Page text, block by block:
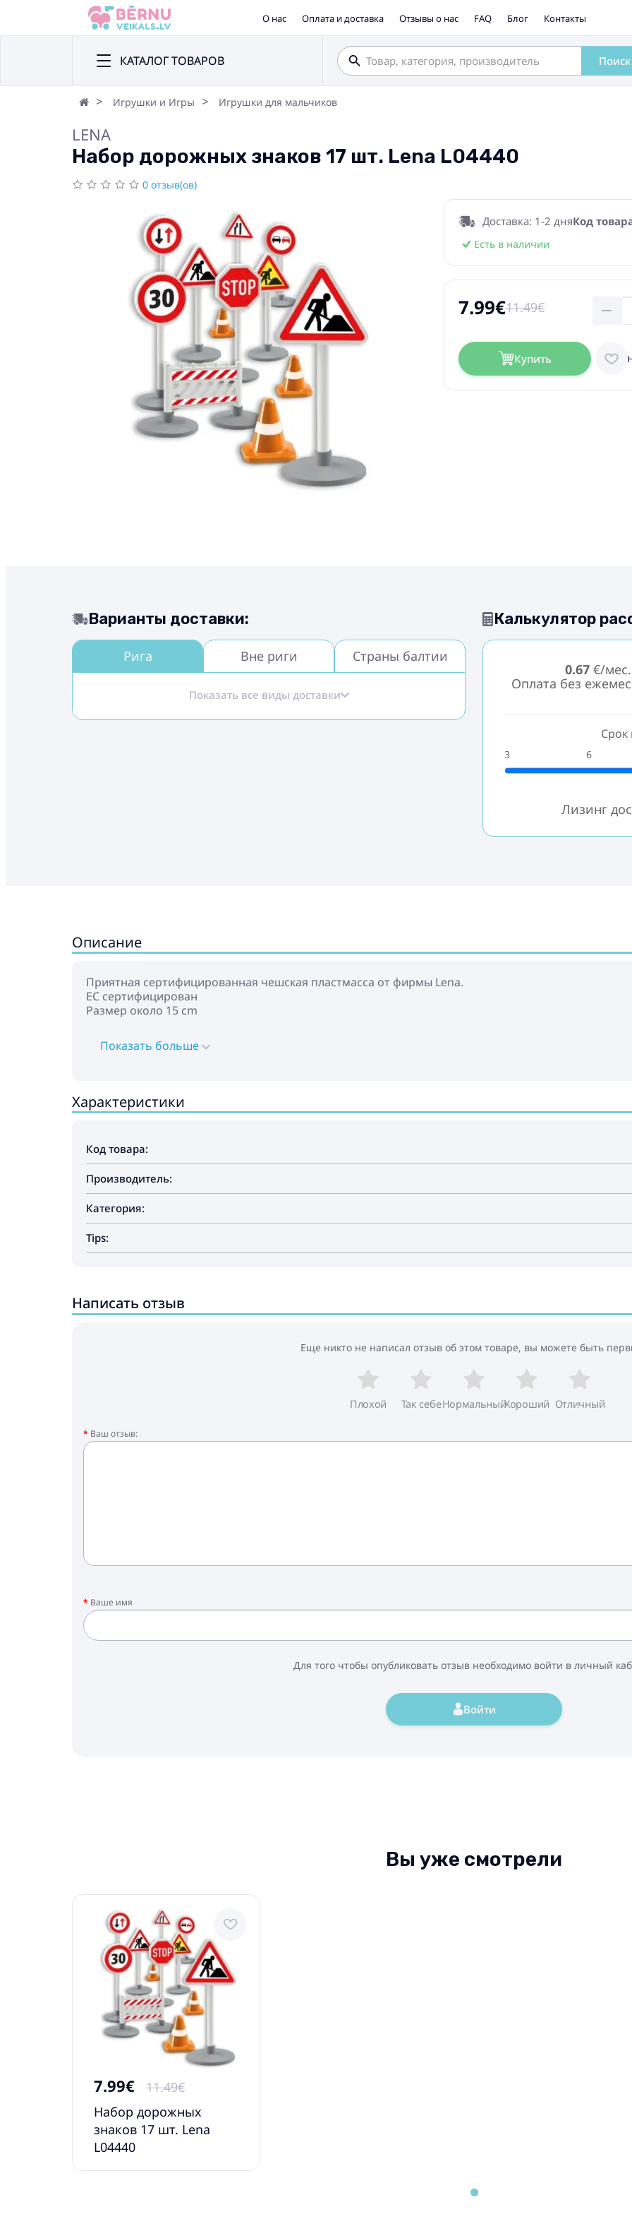
О нас Оплата и доставка Отзывы о нас FAQ Блог Контакты
КАТАЛОГ ТОВАРОВ Поиск
Игрушки и Игры Игрушки для мальчиков
LENA
Набор дорожных знаков 17 шт. Lena L04440
0 отзыв(ов)
Доставка: 1-2 дняКод
Есть в наличии
7.99€11.49€
Купить
Варианты доставки:
Рига Вне риги Страны балтии
Показать все виды доставки
Калькулятор
0.67€/мес.
Оплата без
Срок
3 6
Лизинг
Описание
Приятная сертифицированная чешская пластмасса от фирмы Lena.
ЕС сертифицирован
Размер около 15 cm
Показать больше
Характеристики
Код товара:
Производитель:
Категория:
Tips:
Написать отзыв
Еще никто не написал отзыв об этом товаре, вы можете быть
Плохой Так себеНормальныйХороший Отличный
Ваш отзыв:
Ваше имя
Для того чтобы опубликовать отзыв необходимо войти в личный
Войти
Вы уже смотрели
7.99€
11.49€
Набор дорожных
знаков 17 шт. Lena
L04440